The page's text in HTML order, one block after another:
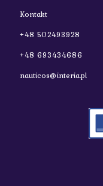
Kontakt
+48 502493928
+48 693434686
nauticos@interia.pl